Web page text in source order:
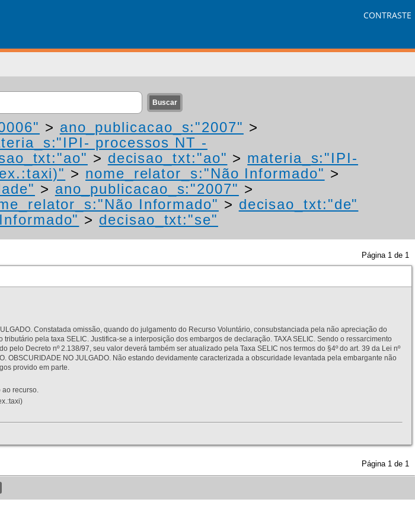
CONTRASTE
> ano_publicacao_s:"2007" >
processos NT -
> decisao_txt:"ao" > materia_s:"IPI-
> nome_relator_s:"Não Informado" >
> ano_publicacao_s:"2007" >
Informado" > decisao_txt:"de"
> decisao_txt:"se"
Página 1 de 1
Constatada omissão, quando do julgamento do Recurso Voluntário, consubstanciada pela não apreciação do
pela taxa SELIC. Justifica-se a interposição dos embargos de declaração. TAXA SELIC. Sendo o ressarcimento
pelo Decreto nº 2.138/97, seu valor deverá também ser atualizado pela Taxa SELIC nos termos do §4º do art. 39 da Lei nº
OBSCURIDADE NO JULGADO. Não estando devidamente caracterizada a obscuridade levantada pela embargante não
provido em parte.
ao recurso.
Página 1 de 1